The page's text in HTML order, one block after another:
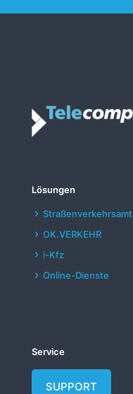
Lösungen
Straßenverkehrsamt
OK.VERKEHR
i-Kfz
Online-Dienste
Service
SUPPORT